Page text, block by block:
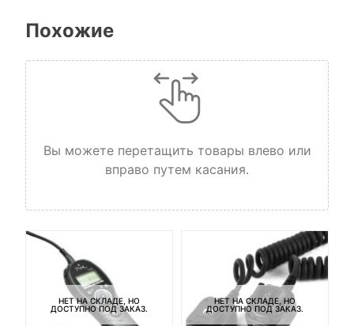
Похожие
Вы можете перетащить товары влево или
вправо путем касания.
НЕТ НА СКЛАДЕ, НО
ДОСТУПНО ПОД ЗАКАЗ.
НЕТ НА СКЛАДЕ, НО
ДОСТУПНО ПОД ЗАКАЗ.